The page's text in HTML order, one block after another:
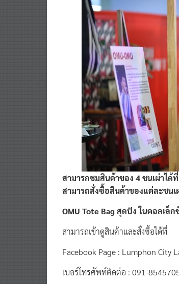
สามารถชมสินค้าของ 4 ชนเผ่าไ
สามารถสั่งซื้อสินค้าของแต่ละชน
OMU Tote Bag สุดปัง ในคอลเล็
สามารถเข้าดูสินค้าและสั่งซื้อได้ที่
Facebook Page : Lumphon City
เบอร์โทรศัพท์ติดต่อ : 091-